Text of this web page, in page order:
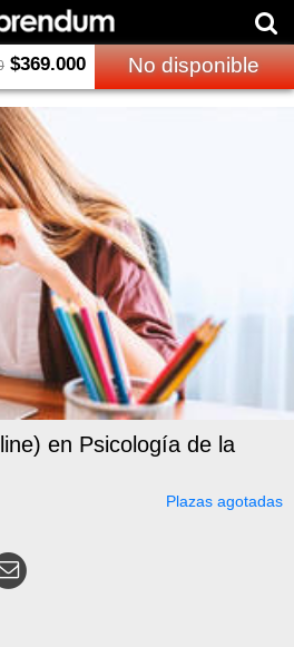
$369.000 No disponible
en Psicología de la
Plazas agotadas